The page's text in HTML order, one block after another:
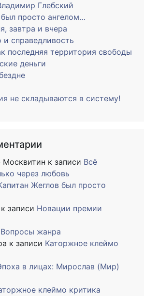
Глебский
просто ангелом…
завтра и вчера
справедливость
последняя территория свободы
деньги
не складываются в систему!
к записи Всё
через любовь
Жеглов был просто
к записи Новации премии
Вопросы жанра
к записи Каторжное клеймо
в лицах: Мирослав (Мир)
клеймо критика